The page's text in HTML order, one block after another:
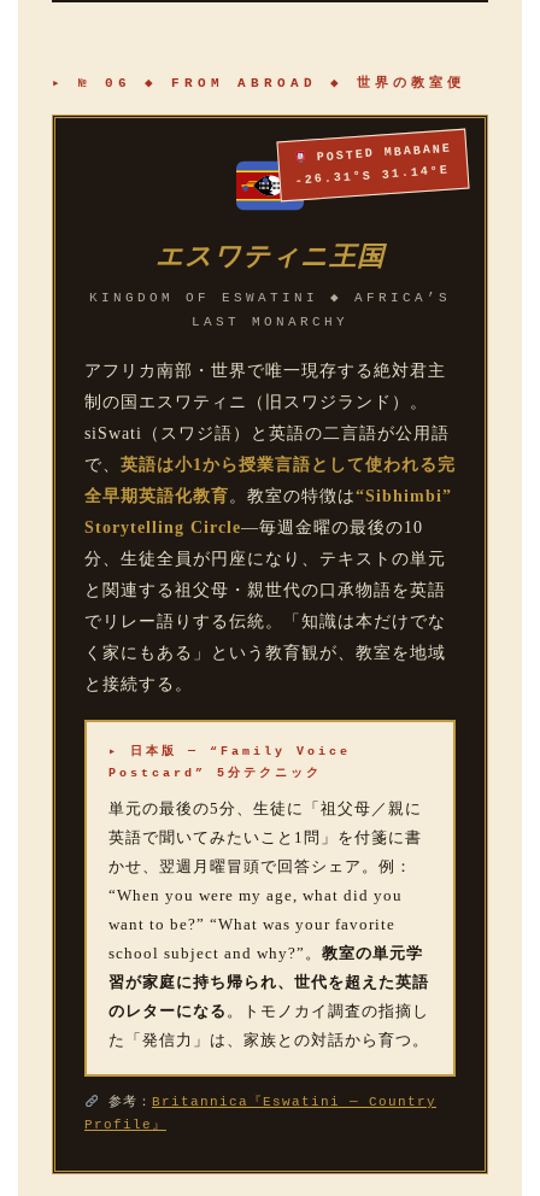
▸ № 06 ◆ FROM ABROAD ◆ 世界の教室便
POSTED MBABANE
-26.31°S 31.14°E
エスワティニ王国
KINGDOM OF ESWATINI ◆ AFRICA’S
LAST MONARCHY
アフリカ南部・世界で唯一現存する絶対君主
制の国エスワティニ（旧スワジランド）。
siSwati（スワジ語）と英語の二言語が公用語
で、 英語は小1から授業言語として使われる完
全早期英語化教育。教室の特徴は“Sibhimbi”
Storytelling Circle—毎週金曜の最後の10
分、生徒全員が円座になり、テキストの単元
と関連する祖父母・親世代の口承物語を英語
でリレー語りする伝統。「知識は本だけでな
く家にもある」という教育観が、教室を地域
と接続する。
▸ 日本版 — “Family Voice
Postcard” 5分テクニック
単元の最後の5分、生徒に「祖父母／親に
英語で聞いてみたいこと1問」を付箋に書
かせ、翌週月曜冒頭で回答シェア。例：
“When you were my age, what did you
want to be?” “What was your favorite
school subject and why?”。 教室の単元学
習が家庭に持ち帰られ、世代を超えた英語
のレターになる 。トモノカイ調査の指摘し
た「発信力」は、家族との対話から育つ。
参考： Britannica『Eswatini — Country
Profile』